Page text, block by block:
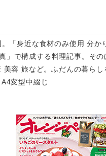
「身近な食材のみ使用 分か
」で構成する料理記事。そ
美容 旅など。ふだんの暮ら
変型中綴じ